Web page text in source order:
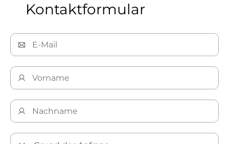
Entdecken Sie unsere Lösungen für Öl und Gas​​​​​​​
Kontaktformular